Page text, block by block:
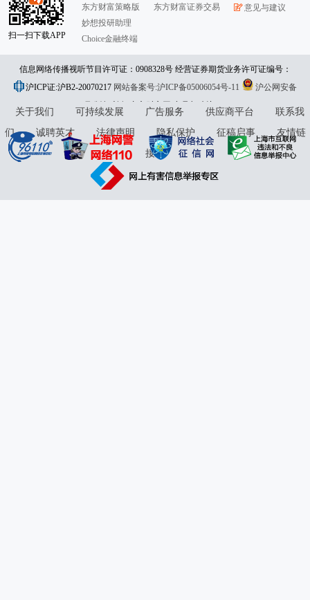
扫一扫下载APP
东方财富策略版
妙想投研助理
Choice金融终端
东方财富证券交易
意见与建议
信息网络传播视听节目许可证：0908328号 经营证券期货业务许可证编号：
913101046312860336 违法和不良信息举报:021-61278686 举报邮箱：
jubao@eastmoney.com
沪ICP证:沪B2-20070217 网站备案号:沪ICP备05006054号-11
沪公网安备
31010402000120号版权所有:东方财富网意见与建议:4000300059/952500
关于我们 可持续发展 广告服务 供应商平台
联系我
们
诚聘英才 法律声明 隐私保护 征稿启事
友情链
接